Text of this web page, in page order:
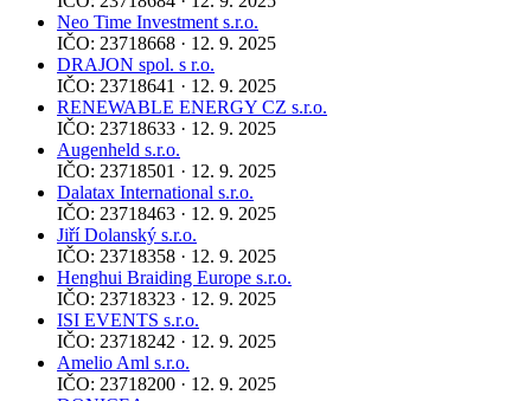
Neo Time Investment s.r.o.
IČO: 23718668 · 12. 9. 2025
DRAJON spol. s r.o.
IČO: 23718641 · 12. 9. 2025
RENEWABLE ENERGY CZ s.r.o.
IČO: 23718633 · 12. 9. 2025
Augenheld s.r.o.
IČO: 23718501 · 12. 9. 2025
Dalatax International s.r.o.
IČO: 23718463 · 12. 9. 2025
Jiří Dolanský s.r.o.
IČO: 23718358 · 12. 9. 2025
Henghui Braiding Europe s.r.o.
IČO: 23718323 · 12. 9. 2025
ISI EVENTS s.r.o.
IČO: 23718242 · 12. 9. 2025
Amelio Aml s.r.o.
IČO: 23718200 · 12. 9. 2025